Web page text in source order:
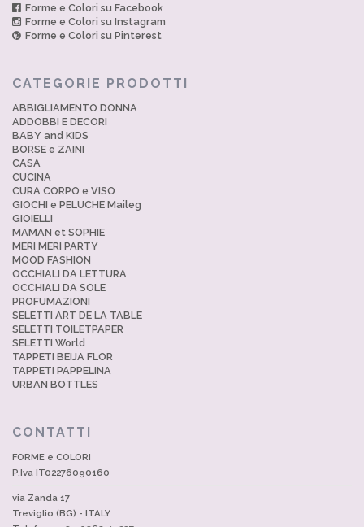
Forme e Colori su Facebook
Forme e Colori su Instagram
Forme e Colori su Pinterest
CATEGORIE PRODOTTI
ABBIGLIAMENTO DONNA
ADDOBBI E DECORI
BABY and KIDS
BORSE e ZAINI
CASA
CUCINA
CURA CORPO e VISO
GIOCHI e PELUCHE Maileg
GIOIELLI
MAMAN et SOPHIE
MERI MERI PARTY
MOOD FASHION
OCCHIALI DA LETTURA
OCCHIALI DA SOLE
PROFUMAZIONI
SELETTI ART DE LA TABLE
SELETTI TOILETPAPER
SELETTI World
TAPPETI BEIJA FLOR
TAPPETI PAPPELINA
URBAN BOTTLES
CONTATTI
FORME e COLORI
P.Iva IT02276090160
via Zanda 17
Treviglio (BG) - ITALY